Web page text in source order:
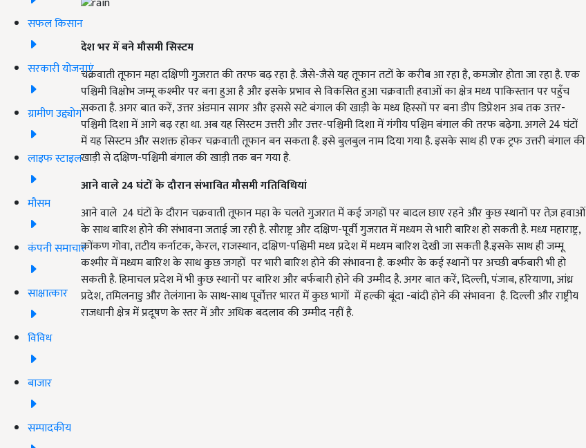
सफल किसान
सरकारी योजनाएं
ग्रामीण उद्द्योग
लाइफ स्टाइल
मौसम
कंपनी समाचार
साक्षात्कार
विविध
बाजार
सम्पादकीय
देश भर में बने मौसमी सिस्टम
चक्रवाती तूफान महा दक्षिणी गुजरात की तरफ बढ़ रहा है. जैसे-जैसे यह तूफान तटों के करीब आ रहा है, कमजोर होता जा रहा है. एक
पश्चिमी विक्षोभ जम्मू कश्मीर पर बना हुआ है और इसके प्रभाव से विकसित हुआ चक्रवाती हवाओं का क्षेत्र मध्य पाकिस्तान पर पहुँच
सकता है. अगर बात करें, उत्तर अंडमान सागर और इससे सटे बंगाल की खाड़ी के मध्य हिस्सों पर बना डीप डिप्रेशन अब तक उत्तर-
पश्चिमी दिशा में आगे बढ़ रहा था. अब यह सिस्टम उत्तरी और उत्तर-पश्चिमी दिशा में गंगीय पश्चिम बंगाल की तरफ बढ़ेगा. अगले 24 घंटों
में यह सिस्टम और सशक्त होकर चक्रवाती तूफान बन सकता है. इसे बुलबुल नाम दिया गया है. इसके साथ ही एक ट्रफ उत्तरी बंगाल की
खाड़ी से दक्षिण-पश्चिमी बंगाल की खाड़ी तक बन गया है.
आने वाले24घंटों के दौरान संभावित मौसमी गतिविधियां
आने वाले 24 घंटों के दौरान चक्रवाती तूफान महा के चलते गुजरात में कई जगहों पर बादल छाए रहने और कुछ स्थानों पर तेज़ हवाओं
के साथ बारिश होने की संभावना जताई जा रही है. सौराष्ट्र और दक्षिण-पूर्वी गुजरात में मध्यम से भारी बारिश हो सकती है. मध्य महाराष्ट्र,
कोंकण गोवा, तटीय कर्नाटक, केरल, राजस्थान, दक्षिण-पश्चिमी मध्य प्रदेश में मध्यम बारिश देखी जा सकती है.इसके साथ ही जम्मू
कश्मीर में मध्यम बारिश के साथ कुछ जगहों पर भारी बारिश होने की संभावना है. कश्मीर के कई स्थानों पर अच्छी बर्फबारी भी हो
सकती है. हिमाचल प्रदेश में भी कुछ स्थानों पर बारिश और बर्फबारी होने की उम्मीद है. अगर बात करें, दिल्ली, पंजाब, हरियाणा, आंध्र
प्रदेश, तमिलनाडु और तेलंगाना के साथ-साथ पूर्वोत्तर भारत में कुछ भागों में हल्की बूंदा -बांदी होने की संभावना है. दिल्ली और राष्ट्रीय
राजधानी क्षेत्र में प्रदूषण के स्तर में और अधिक बदलाव की उम्मीद नहीं है.